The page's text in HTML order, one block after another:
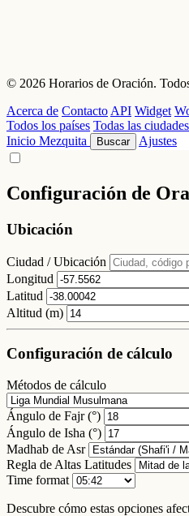
© 2026 Horarios de Oración.
Acerca de Contacto API Widget
Todos los países Todas las ciudades
Inicio Mezquita Buscar Ajustes
Configuración de
Ubicación
Ciudad / Ubicación
Longitud
Latitud
Altitud (m)
Configuración de cálculo
Métodos de cálculo
Ángulo de Fajr (°)
Ángulo de Isha (°)
Madhab de Asr
Regla de Altas Latitudes
Time format
Descubre cómo estas opciones